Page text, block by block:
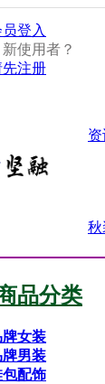
登入
新使用者？
先注册
秋
品分类
牌女装
牌男装
包配饰